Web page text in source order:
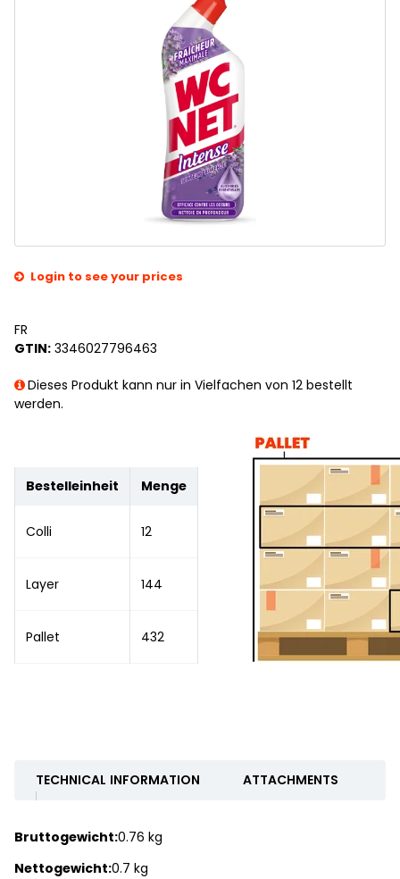
Login to see your prices
FR
GTIN: 3346027796463
Dieses Produkt kann nur in Vielfachen von 12 bestellt
werden.
Bestelleinheit Menge
Colli 12
Layer 144
Pallet 432
TECHNICAL INFORMATION ATTACHMENTS
Bruttogewicht:0.76 kg
Nettogewicht:0.7 kg